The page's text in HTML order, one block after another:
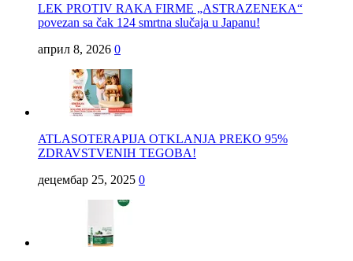
LEK PROTIV RAKA FIRME „ASTRAZENEKA“
povezan sa čak 124 smrtna slučaja u Japanu!
април 8, 2026 0
ATLASOTERAPIJA OTKLANJA PREKO 95%
ZDRAVSTVENIH TEGOBA!
децембар 25, 2025 0